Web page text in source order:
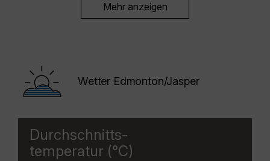
Mehr anzeigen
Wetter Edmonton/Jasper
Durchschnitts-
temperatur (°C)